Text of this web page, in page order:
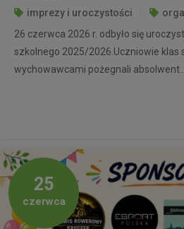
imprezy i uroczystości
26 czerwca 2026 r. odbyło się
szkolnego 2025/2026.Uczniowie klas
wychowawcami pożegnali absolwent...
25
czerwca